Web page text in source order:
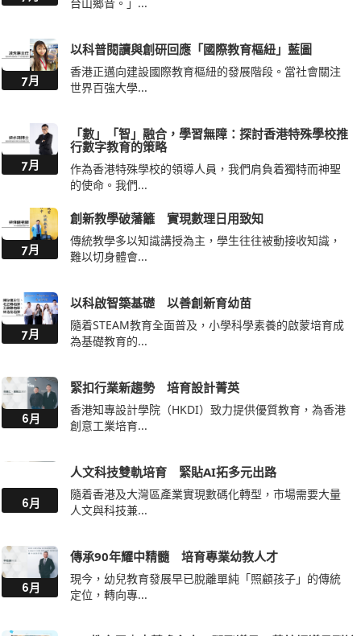
7月
以科普閱讀與創研回應「國際教育樞紐」藍圖
香港正邁向建設國際教育樞紐的發展階段。當社會關注
世界百強大學...
7月
「數」「智」融合，學習無障：探討香港特殊學校推
行數字教育的策略
作為香港特殊學校的領導人員，我們肩負着獨特而神聖
的使命。我們...
7月
創新教學破藩籬 實現數理日用致知
傳統教學多以知識講授為主，學生往往被動接收知識，
難以切身體會...
7月
以科啟智築基礎 以善創新育幼苗
隨着STEAM教育全面普及，小學科學素養的啟蒙培育成
為基礎教育的...
6月
緊扣行業新趨勢 培育設計菁英
香港知專設計學院（HKDI）致力提供優質教育，為香港
創意工業培育...
6月
人文科技雙軌培育 緊貼AI拓多元出路
隨着香港及大灣區產業實現數碼化轉型，市場需要大量
人文與科技兼...
6月
傳承90年耀中精髓 培育專業幼教人才
現今，幼兒教育發展早已脫離單純「照顧孩子」的傳統
定位，轉向專...